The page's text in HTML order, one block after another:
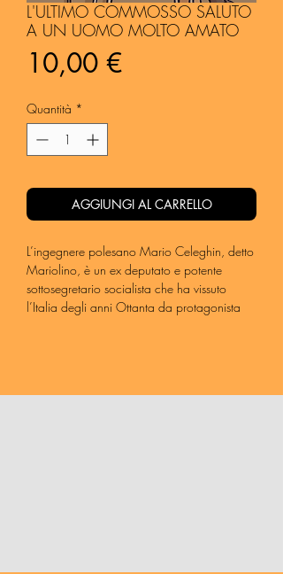
L'ULTIMO COMMOSSO SALUTO
A UN UOMO MOLTO AMATO
10,00 €Prezzo
Quantità *
AGGIUNGI AL CARRELLO
L’ingegnere polesano Mario Celeghin, detto
Mariolino, è un ex deputato e potente
sottosegretario socialista che ha vissuto
l’Italia degli anni Ottanta da protagonista
una sera di dicembre del 2019. Non